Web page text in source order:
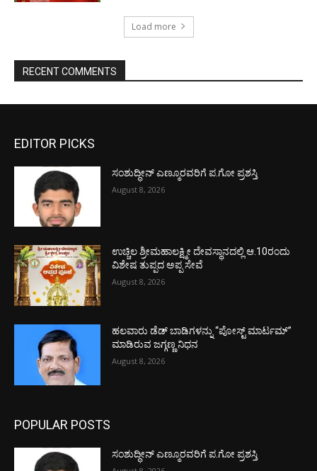
Load more
RECENT COMMENTS
EDITOR PICKS
ಸಂಶುದ್ಧೀನ್ ಎಣ್ಮೂರವರಿಗೆ ಪ.ಗೋ ಪ್ರಶಸ್ತಿ
August 8, 2026
ಉಚ್ಚಿಲ ಶ್ರೀಮಹಾಲಕ್ಷ್ಮೀ ದೇವಸ್ಥಾನದಲ್ಲಿ ಆ.10ರಂದು
ವಿಶೇಷ ತುಪ್ಪದ ಅಪ್ಪ ಸೇವೆ
August 8, 2026
ಹಲವಾರು ಡೆಡ್ ಬಾಡಿಗಳನ್ನು “ಪೋಸ್ಟ್ ಮಾರ್ಟಮ್”
ಮಾಡಿರುವ ಜಗ್ಗಣ್ಣ ನಿಧನ
August 8, 2026
POPULAR POSTS
ಸಂಶುದ್ಧೀನ್ ಎಣ್ಮೂರವರಿಗೆ ಪ.ಗೋ ಪ್ರಶಸ್ತಿ